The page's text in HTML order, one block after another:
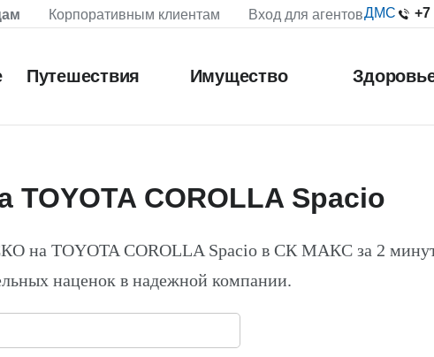
Корпоративным клиентам Вход для агентовДМС +7
Путешествия Имущество
COROLLA Spacio
на TOYOTA COROLLA Spacio в СК МАКС за 2
наценок в надежной компании.